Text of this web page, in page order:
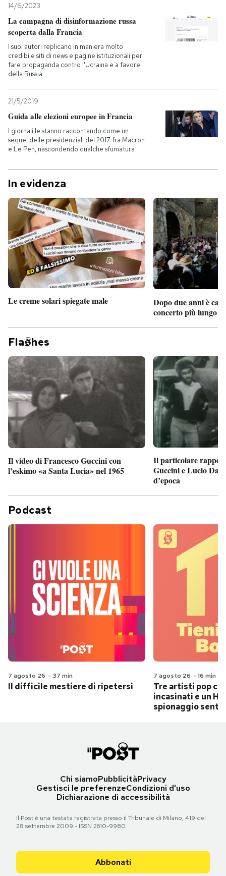
14/6/2023
La campagna di disinformazione russa
scoperta dalla Francia
I suoi autori replicano in maniera molto
credibile siti di news e pagine istituzionali per
fare propaganda contro l'Ucraina e a favore
della Russia
21/5/2019
Guida alle elezioni europee in Francia
I giornali le stanno raccontando come un
sequel delle presidenziali del 2017 fra Macron
e Le Pen, nascondendo qualche sfumatura
In evidenza
Le creme solari spiegate male
Dopo due anni è
concerto più lungo
Fla hes
Il video di Francesco Guccini con
l’eskimo «a Santa Lucia» nel 1965
Il particolare
Guccini e Lucio
d’epoca
Podcast
7 agosto 26 - 37 min
Il difficile mestiere di ripetersi
7 agosto 26 - 16 min
Tre artisti pop
incasinati e un
spionaggio
Chi siamoPubblicitàPrivacy
Gestisci le preferenzeCondizioni d'uso
Dichiarazione di accessibilità
Il Post è una testata registrata presso il Tribunale di Milano, 419 del
28 settembre 2009 - ISSN 2610-9980
Abbonati